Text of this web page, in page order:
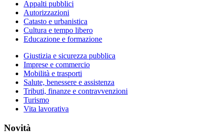
Appalti pubblici
Autorizzazioni
Catasto e urbanistica
Cultura e tempo libero
Educazione e formazione
Giustizia e sicurezza pubblica
Imprese e commercio
Mobilità e trasporti
Salute, benessere e assistenza
Tributi, finanze e contravvenzioni
Turismo
Vita lavorativa
Novità